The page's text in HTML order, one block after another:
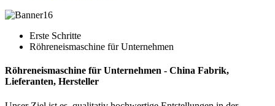
Erste Schritte
Röhreneismaschine für Unternehmen
Röhreneismaschine für Unternehmen - China Fabrik,
Lieferanten, Hersteller